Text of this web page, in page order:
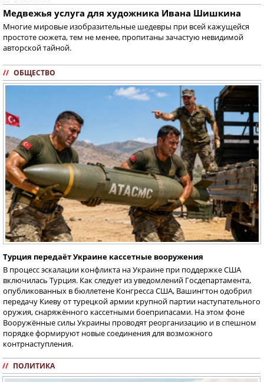
Медвежья услуга для художника Ивана Шишкина
Многие мировые изобразительные шедевры при всей кажущейся
простоте сюжета, тем не менее, пропитаны зачастую невидимой
авторской тайной.
// ОБЩЕСТВО
Турция передаёт Украине кассетные вооружения
В процесс эскалации конфликта на Украине при поддержке США
включилась Турция. Как следует из уведомлений Госдепартамента,
опубликованных в бюллетене Конгресса США, Вашингтон одобрил
передачу Киеву от турецкой армии крупной партии наступательного
оружия, снаряжённого кассетными боеприпасами. На этом фоне
Вооружённые силы Украины проводят реорганизацию и в спешном
порядке формируют новые соединения для возможного
контрнаступления.
// ПОЛИТИКА